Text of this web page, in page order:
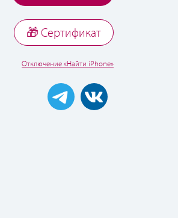
🎁 Cертификат
Отключение «Найти iPhone»